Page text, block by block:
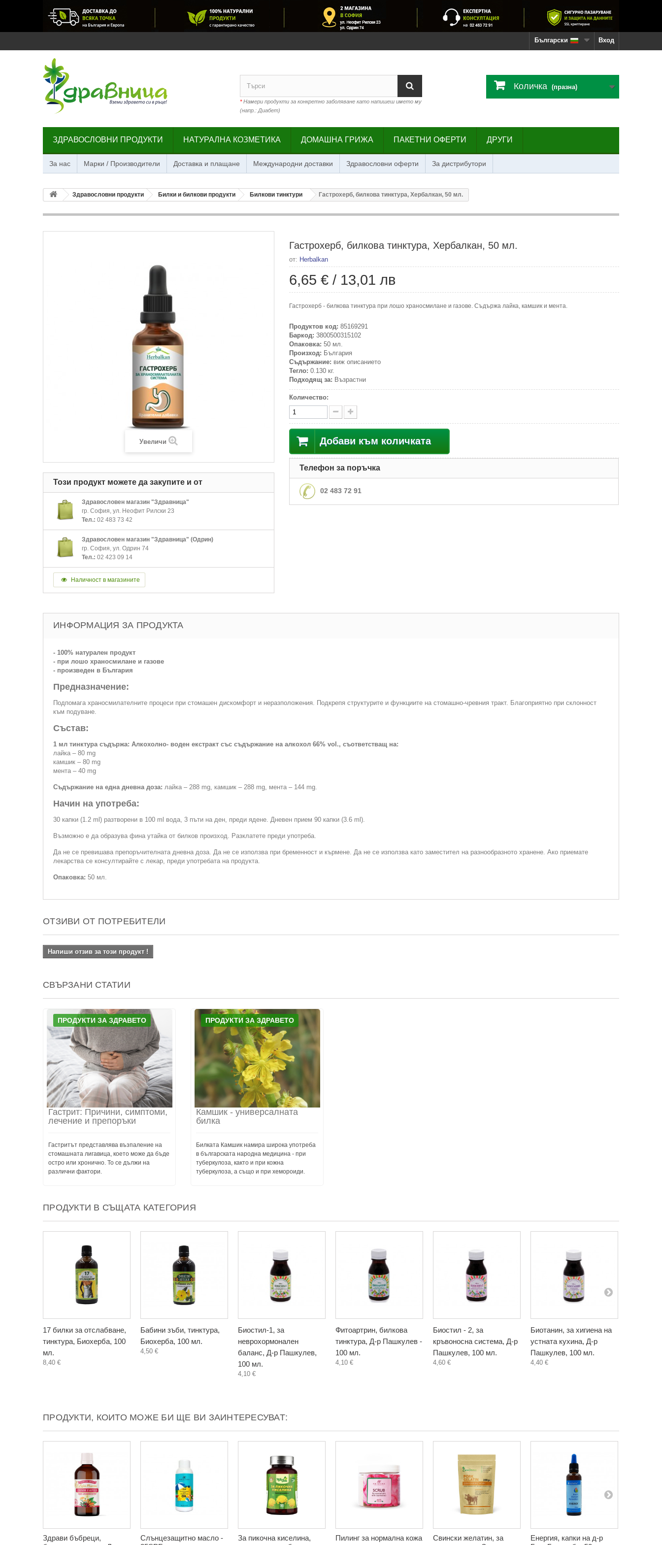
Вход
Български
*Намери продукти за конкретно заболяване като напишеш името му
(напр.: Диабет)
Количка (празна)
ЗДРАВОСЛОВНИ ПРОДУКТИ НАТУРАЛНА КОЗМЕТИКА ДОМАШНА ГРИЖА ПАКЕТНИ ОФЕРТИ ДРУГИ
За нас Марки / Производители Доставка и плащане Международни доставки Здравословни оферти За дистрибутори
Здравословни продукти Билки и билкови продукти Билкови тинктури Гастрохерб, билкова тинктура, Хербалкан, 50 мл.
Увеличи
Този продукт можете да закупите и от
Здравословен магазин "Здравница"
гр. София, ул. Неофит Рилски 23
Тел.: 02 483 73 42
Здравословен магазин "Здравница" (Одрин)
гр. София, ул. Одрин 74
Тел.: 02 423 09 14
Наличност в магазините
Гастрохерб, билкова тинктура, Хербалкан, 50 мл.
от: Herbalkan
6,65 € / 13,01 лв
Гастрохерб - билкова тинктура при лошо храносмилане и газове. Съдържа лайка, камшик и мента.
Продуктов код: 85169291
Баркод: 3800500315102
Опаковка: 50 мл.
Произход: България
Съдържание: виж описанието
Тегло: 0.130 кг.
Подходящ за: Възрастни
Количество:
Добави към количката
Телефон за поръчка
02 483 72 91
ИНФОРМАЦИЯ ЗА ПРОДУКТА
- 100% натурален продукт
- при лошо храносмилане и газове
- произведен в България
Предназначение:
Подпомага храносмилателните процеси при стомашен дискомфорт и неразположения. Подкрепя структурите и функциите на стомашно-чревния тракт. Благоприятно при склонност
към подуване.
Състав:
1 мл тинктура съдържа: Алкохолно- воден екстракт със съдържание на алкохол 66% vol., съответстващ на:
лайка – 80 mg
камшик – 80 mg
мента – 40 mg
Съдържание на една дневна доза: лайка – 288 mg, камшик – 288 mg, мента – 144 mg.
Начин на употреба:
30 капки (1.2 ml) разтворени в 100 ml вода, 3 пъти на ден, преди ядене. Дневен прием 90 капки (3.6 ml).
Възможно е да образува фина утайка от билков произход. Разклатете преди употреба.
Да не се превишава препоръчителната дневна доза. Да не се използва при бременност и кърмене. Да не се използва като заместител на разнообразното хранене. Ако приемате
лекарства се консултирайте с лекар, преди употребата на продукта.
Опаковка: 50 мл.
ОТЗИВИ ОТ ПОТРЕБИТЕЛИ
Напиши отзив за този продукт !
СВЪРЗАНИ СТАТИИ
ПРОДУКТИ ЗА ЗДРАВЕТО
Гастрит: Причини, симптоми,
лечение и препоръки
Гастритът представлява възпаление на
стомашната лигавица, което може да бъде
остро или хронично. То се дължи на
различни фактори.
ПРОДУКТИ ЗА ЗДРАВЕТО
Камшик - универсалната
билка
Билката Камшик намира широка употреба
в българската народна медицина - при
туберкулоза, както и при кожна
туберкулоза, а също и при хемороиди.
ПРОДУКТИ В СЪЩАТА КАТЕГОРИЯ
17 билки за отслабване,
тинктура, Биохерба, 100
мл.
8,40 €
Бабини зъби, тинктура,
Биохерба, 100 мл.
4,50 €
Биостил-1, за
неврохормонален
баланс, Д-р Пашкулев,
100 мл.
4,10 €
Фитоартрин, билкова
тинктура, Д-р Пашкулев -
100 мл.
4,10 €
Биостил - 2, за
кръвоносна система, Д-р
Пашкулев, 100 мл.
4,60 €
Биотанин, за хигиена на
устната кухина, Д-р
Пашкулев, 100 мл.
4,40 €
ПРОДУКТИ, КОИТО МОЖЕ БИ ЩЕ ВИ ЗАИНТЕРЕСУВАТ:
Здрави бъбреци,
Слънцезащитно масло -
За пикочна киселина,
Пилинг за нормална кожа
Свински желатин, за
Енергия, капки на д-р